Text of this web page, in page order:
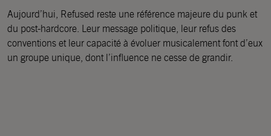
Aujourd’hui, Refused reste une référence majeure du punk et
du post-hardcore. Leur message politique, leur refus des
conventions et leur capacité à évoluer musicalement font d’eux
un groupe unique, dont l’influence ne cesse de grandir.